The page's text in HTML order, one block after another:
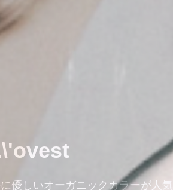
優しいオーガニックカラーが人気